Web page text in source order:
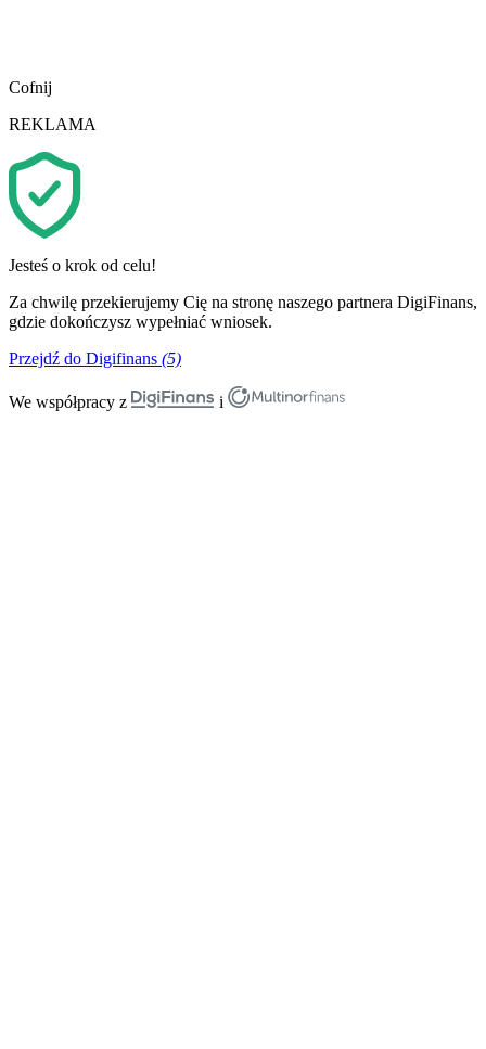
Cofnij
REKLAMA
Jesteś o krok od celu!
Za chwilę przekierujemy Cię na stronę naszego partnera DigiFinans,
gdzie dokończysz wypełniać wniosek.
Przejdź do Digifinans (5)
We współpracy z i